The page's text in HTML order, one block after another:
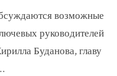
возможные
руководителей
Буданова, главу